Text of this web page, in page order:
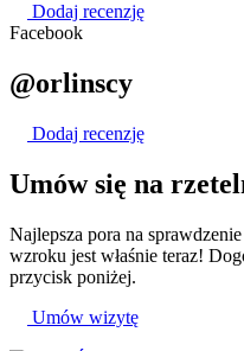
Dodaj recenzję
Facebook
@orlinscy
Dodaj recenzję
Umów się na
Najlepsza pora na
wzroku jest właśnie teraz!
przycisk poniżej.
Umów wizytę